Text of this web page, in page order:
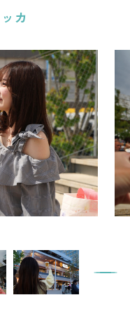
カ
イベント
宿泊
アクセス
撮影支援・
MICE